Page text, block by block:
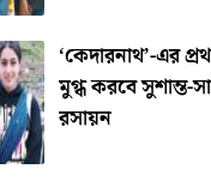
‘কেদারনাথ’-এর
মুগ্ধ করবে সুশান্ত-
রসায়ন